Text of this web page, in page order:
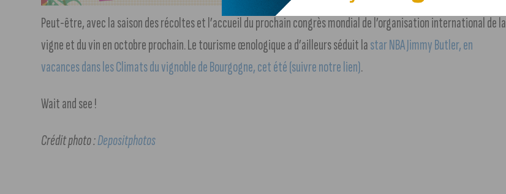
Peut-être, avec la saison des récoltes et l’accueil du prochain congrès mondial de l’organisation international de la
vigne et du vin en octobre prochain. Le tourisme œnologique a d’ailleurs séduit lastar NBA Jimmy Butler, en
vacances dans les Climats du vignoble de Bourgogne, cet été (suivre notre lien).
Wait and see !
Crédit photo :Depositphotos